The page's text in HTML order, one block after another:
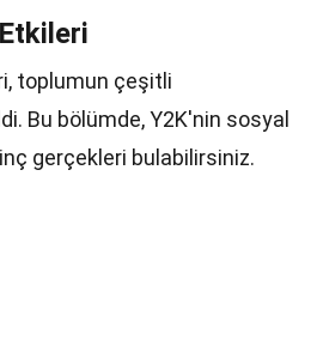
toplumun çeşitli
Bu bölümde, Y2K'nin sosyal
gerçekleri bulabilirsiniz.